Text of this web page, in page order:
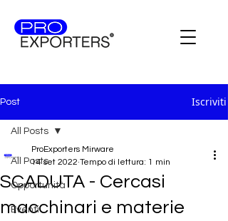
Post Iscriviti
All Posts
Opportunità
Eventi
All Posts
SCADUTA - Cercasi
macchinari e materie
ProExporters Mirware
14 set 2022 Tempo di lettura: 1 min